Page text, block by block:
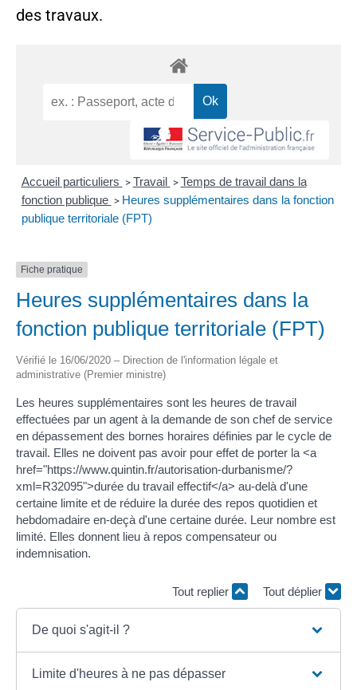
des travaux.
Accueil particuliers > Travail > Temps de travail dans la
fonction publique > Heures supplémentaires dans la fonction
publique territoriale (FPT)
Fiche pratique
Heures supplémentaires dans la
fonction publique territoriale (FPT)
Vérifié le 16/06/2020 – Direction de l'information légale et
administrative (Premier ministre)
Les heures supplémentaires sont les heures de travail
effectuées par un agent à la demande de son chef de service
en dépassement des bornes horaires définies par le cycle de
travail. Elles ne doivent pas avoir pour effet de porter la <a
href="https://www.quintin.fr/autorisation-durbanisme/?
xml=R32095">durée du travail effectif</a> au-delà d'une
certaine limite et de réduire la durée des repos quotidien et
hebdomadaire en-deçà d'une certaine durée. Leur nombre est
limité. Elles donnent lieu à repos compensateur ou
indemnisation.
Tout replier Tout déplier
De quoi s'agit-il ?
Limite d'heures à ne pas dépasser